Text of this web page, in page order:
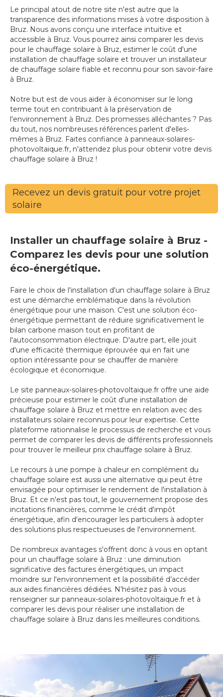
Le principal atout de notre site n'est autre que la
transparence des informations mises à votre disposition à
Bruz. Nous avons conçu une interface intuitive et
accessible à Bruz. Vous pourrez ainsi comparer les devis
pour le chauffage solaire à Bruz, estimer le coût d'une
installation de chauffage solaire et trouver un installateur
de chauffage solaire fiable et reconnu pour son savoir-faire
à Bruz.
Notre but est de vous aider à économiser sur le long
terme tout en contribuant à la préservation de
l'environnement à Bruz. Des promesses alléchantes ? Pas
du tout, nos nombreuses références parlent d'elles-
mêmes à Bruz. Faites confiance à panneaux-solaires-
photovoltaique.fr, n'attendez plus pour obtenir votre devis
chauffage solaire à Bruz !
Recevez un devis gratuit pour votre projet
solaire
Installer un chauffage solaire à Bruz -
Comparez les devis pour une solution
éco-énergétique.
Faire le choix de l'installation d'un chauffage solaire à Bruz
est une démarche emblématique dans la révolution
énergétique pour une maison. C'est une solution éco-
énergétique permettant de réduire significativement le
bilan carbone maison tout en profitant de
l'autoconsommation électrique. D'autre part, elle jouit
d'une efficacité thermique éprouvée qui en fait une
option intéressante pour se chauffer de manière
écologique et économique.
Le site panneaux-solaires-photovoltaique.fr offre une aide
précieuse pour estimer le coût d'une installation de
chauffage solaire à Bruz et mettre en relation avec des
installateurs solaire reconnus pour leur expertise. Cette
plateforme rationnalise le processus de recherche et vous
permet de comparer les devis de différents professionnels
pour trouver le meilleur prix chauffage solaire à Bruz.
Le recours à une pompe à chaleur en complément du
chauffage solaire est aussi une alternative qui peut être
envisagée pour optimiser le rendement de l'installation à
Bruz. Et ce n'est pas tout, le gouvernement propose des
incitations financières, comme le crédit d'impôt
énergétique, afin d'encourager les particuliers à adopter
des solutions plus respectueuses de l'environnement.
De nombreux avantages s'offrent donc à vous en optant
pour un chauffage solaire à Bruz : une diminution
significative des factures énergétiques, un impact
moindre sur l'environnement et la possibilité d’accéder
aux aides financières dédiées. N'hésitez pas à vous
renseigner sur panneaux-solaires-photovoltaique.fr et à
comparer les devis pour réaliser une installation de
chauffage solaire à Bruz dans les meilleures conditions.